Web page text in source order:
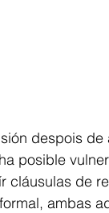
despois
posible
cláusulas de
ambas